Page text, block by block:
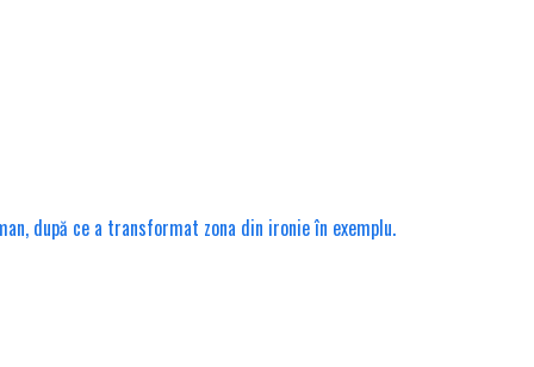
după ce a transformat zona din ironie în exemplu.